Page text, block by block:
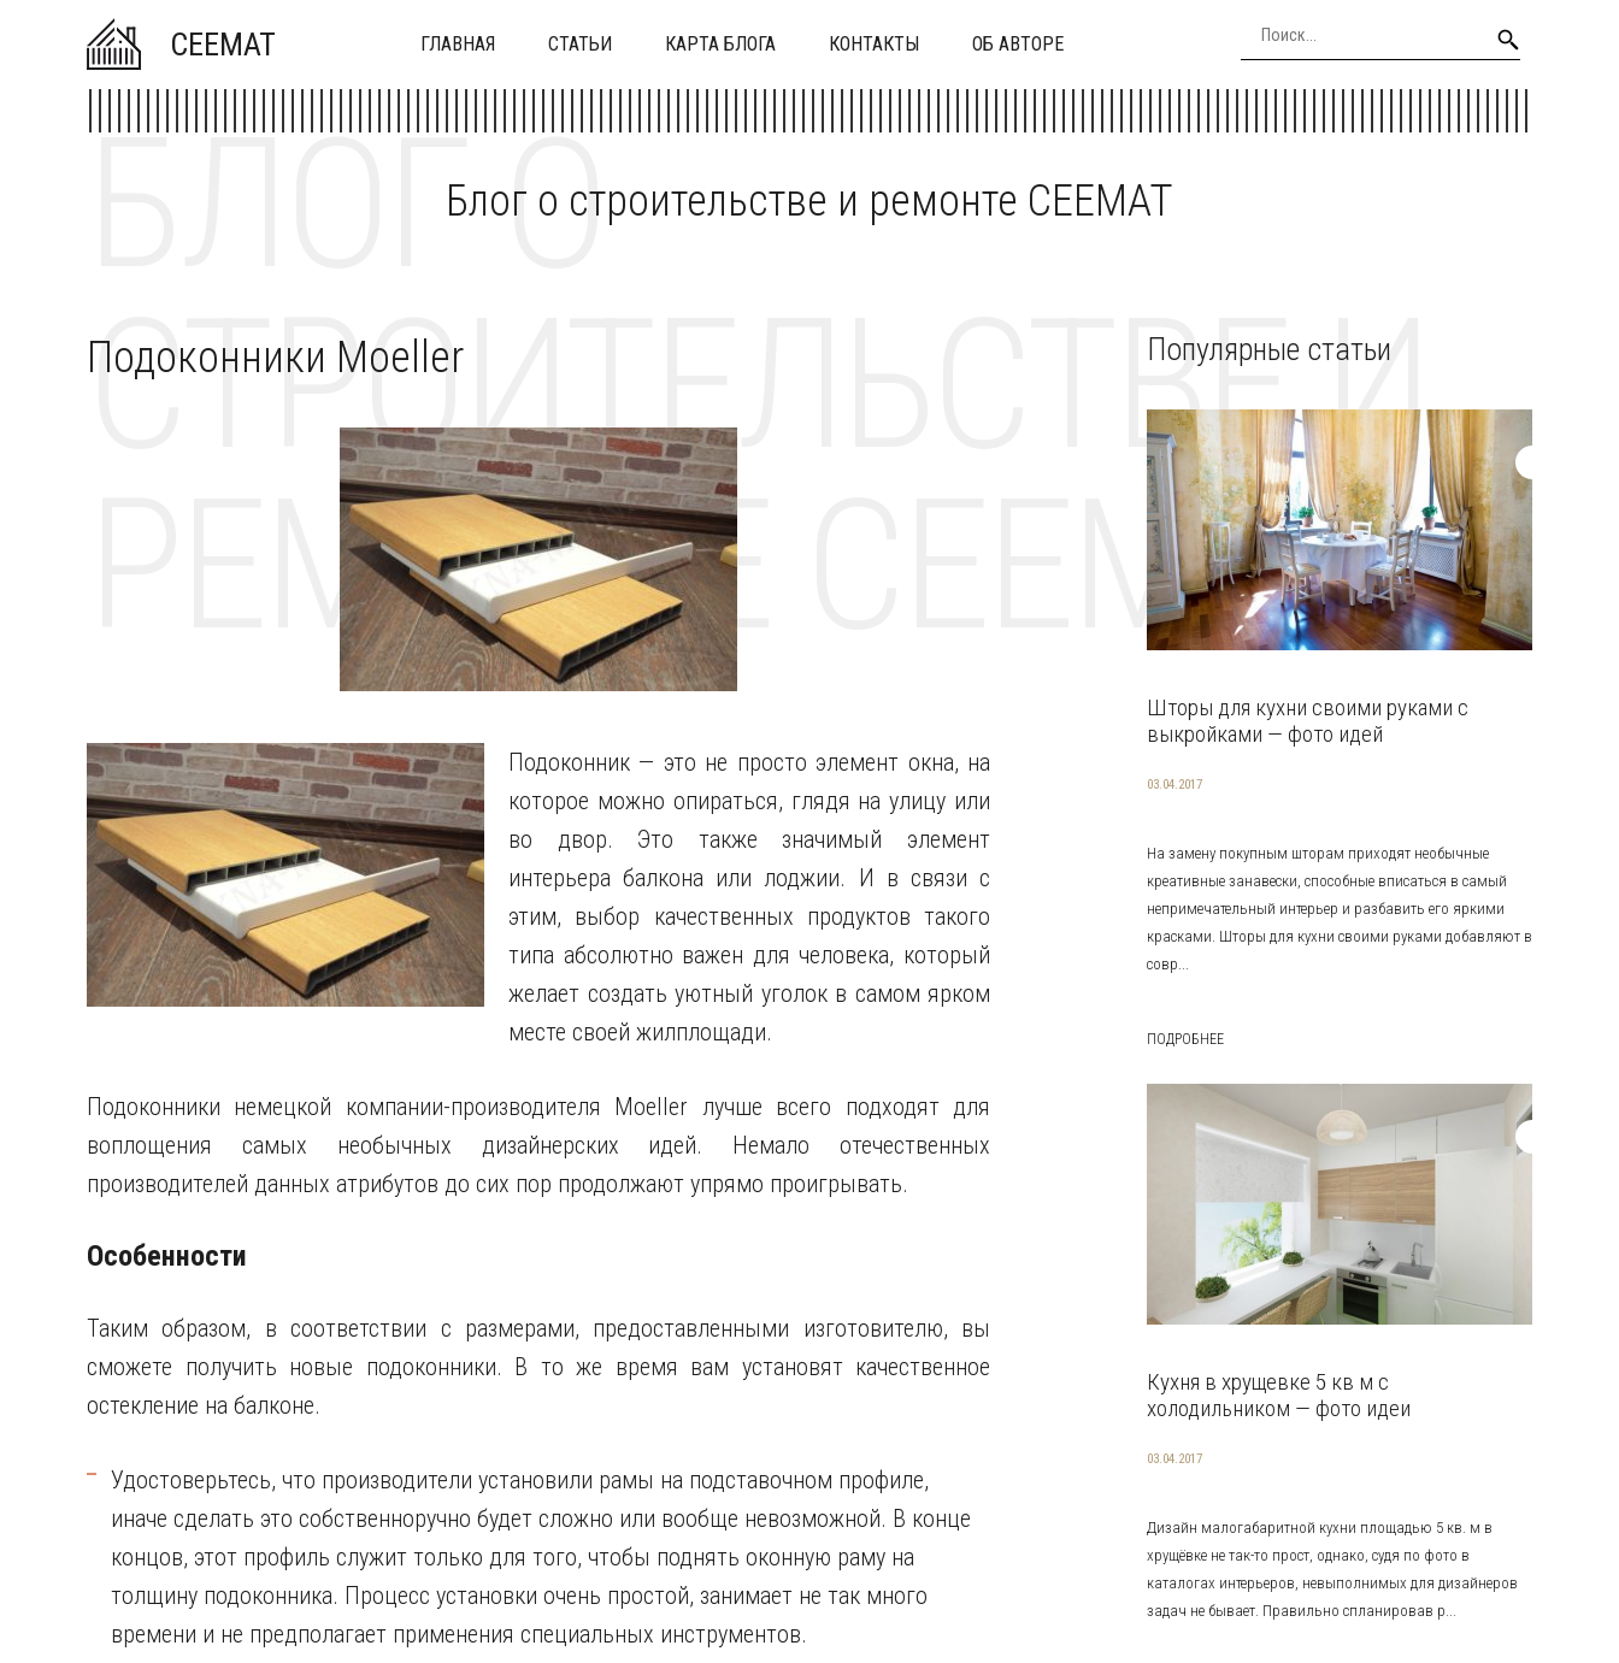
CEEMAT ГЛАВНАЯ СТАТЬИ КАРТА БЛОГА КОНТАКТЫ ОБ АВТОРЕ
Блог о строительстве и ремонте CEEMAT
БЛОГ О
СТРОИТЕЛЬСТВЕ И
РЕМОНТЕ CEEMAT
Подоконники Moeller
Подоконник — это не просто элемент окна, на
которое можно опираться, глядя на улицу или
во двор. Это также значимый элемент
интерьера балкона или лоджии. И в связи с
этим, выбор качественных продуктов такого
типа абсолютно важен для человека, который
желает создать уютный уголок в самом ярком
месте своей жилплощади.
Подоконники немецкой компании-производителя Moeller лучше всего подходят для
воплощения самых необычных дизайнерских идей. Немало отечественных
производителей данных атрибутов до сих пор продолжают упрямо проигрывать.
Особенности
Таким образом, в соответствии с размерами, предоставленными изготовителю, вы
сможете получить новые подоконники. В то же время вам установят качественное
остекление на балконе.
Удостоверьтесь, что производители установили рамы на подставочном профиле,
иначе сделать это собственноручно будет сложно или вообще невозможной. В конце
концов, этот профиль служит только для того, чтобы поднять оконную раму на
толщину подоконника. Процесс установки очень простой, занимает не так много
времени и не предполагает применения специальных инструментов.
Популярные статьи
Шторы для кухни своими руками с
выкройками — фото идей
03.04.2017
На замену покупным шторам приходят необычные
креативные занавески, способные вписаться в самый
непримечательный интерьер и разбавить его яркими
красками. Шторы для кухни своими руками добавляют в
совр...
ПОДРОБНЕЕ
Кухня в хрущевке 5 кв м с
холодильником — фото идеи
03.04.2017
Дизайн малогабаритной кухни площадью 5 кв. м в
хрущёвке не так-то прост, однако, судя по фото в
каталогах интерьеров, невыполнимых для дизайнеров
задач не бывает. Правильно спланировав р...